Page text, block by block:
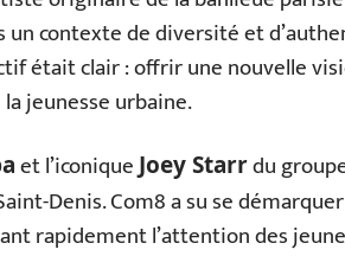
un contexte de diversité et
était clair : offrir une nouvelle
jeunesse urbaine.
et l’iconiqueJoey Starrdu
Denis. Com8 a su se
rapidement l’attention des